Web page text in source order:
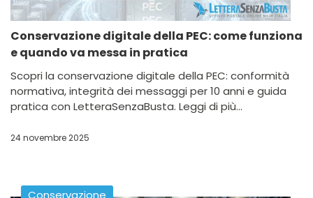
Conservazione digitale della PEC: come funziona
e quando va messa in pratica
Scopri la conservazione digitale della PEC: conformità
normativa, integrità dei messaggi per 10 anni e guida
pratica con LetteraSenzaBusta. Leggi di più...
24 novembre 2025
Conservazione